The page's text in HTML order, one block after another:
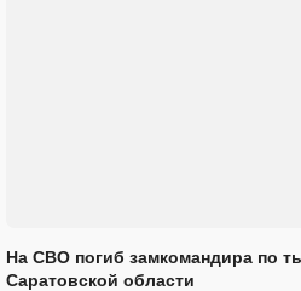
На СВО погиб замкомандира по
Саратовской области